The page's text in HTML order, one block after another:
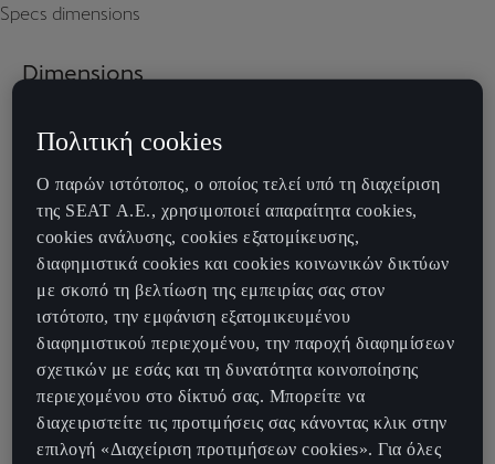
Specs dimensions
Dimensions
Πολιτική cookies
Ο παρών ιστότοπος, ο οποίος τελεί υπό τη διαχείριση
της SEAT Α.Ε., χρησιμοποιεί απαραίτητα cookies,
cookies ανάλυσης, cookies εξατομίκευσης,
διαφημιστικά cookies και cookies κοινωνικών δικτύων
με σκοπό τη βελτίωση της εμπειρίας σας στον
ιστότοπο, την εμφάνιση εξατομικευμένου
διαφημιστικού περιεχομένου, την παροχή διαφημίσεων
σχετικών με εσάς και τη δυνατότητα κοινοποίησης
περιεχομένου στο δίκτυό σας. Μπορείτε να
διαχειριστείτε τις προτιμήσεις σας κάνοντας κλικ στην
επιλογή «Διαχείριση προτιμήσεων cookies». Για όλες